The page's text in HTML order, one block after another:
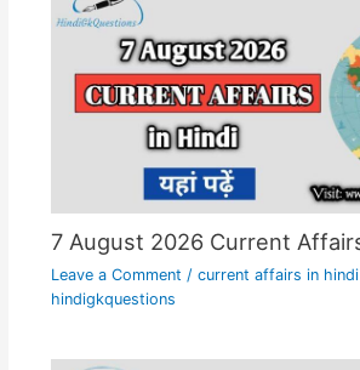
7 August 2026 Current
Leave a Comment / current affairs in
hindigkquestions